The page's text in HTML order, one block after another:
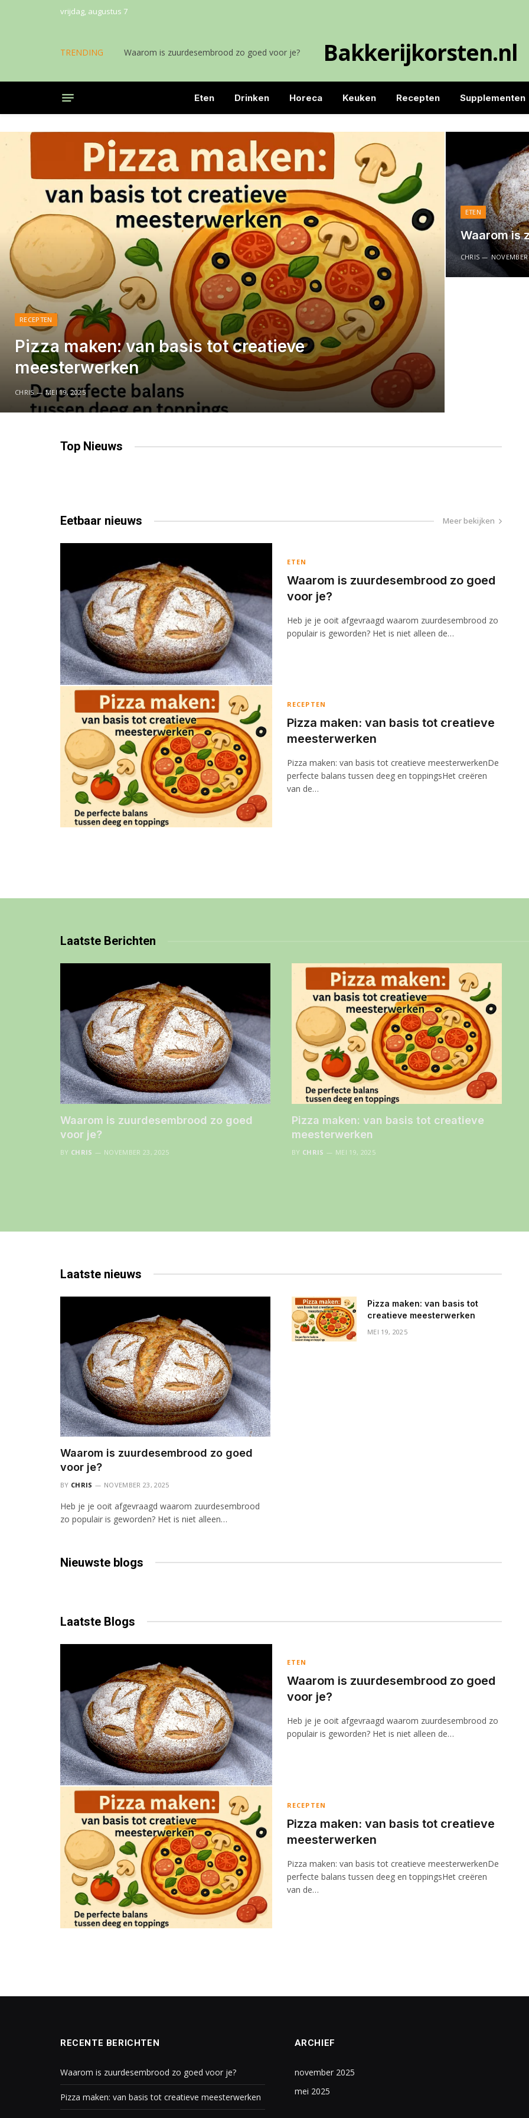
vrijdag, augustus 7
TRENDING Waarom is zuurdesembrood zo goed voor je? Bakkerijkorsten.nl
Eten Drinken Horeca Keuken Recepten Supplementen
RECEPTEN
Pizza maken: van basis tot creatieve
meesterwerken
CHRIS MEI 19, 2025
ETEN
Waarom is
CHRIS
Top Nieuws
Eetbaar nieuws Meer bekijken
ETEN
Waarom is zuurdesembrood zo goed
voor je?
Heb je je ooit afgevraagd waarom zuurdesembrood zo
populair is geworden? Het is niet alleen de…
RECEPTEN
Pizza maken: van basis tot creatieve
meesterwerken
Pizza maken: van basis tot creatieve meesterwerkenDe
perfecte balans tussen deeg en toppingsHet creëren
van de…
Laatste Berichten
Waarom is zuurdesembrood zo goed
voor je?
BY CHRIS NOVEMBER 23, 2025
Pizza maken: van basis tot creatieve
meesterwerken
BY CHRIS MEI 19, 2025
Laatste nieuws
Waarom is zuurdesembrood zo goed
voor je?
BY CHRIS NOVEMBER 23, 2025
Heb je je ooit afgevraagd waarom zuurdesembrood
zo populair is geworden? Het is niet alleen…
Pizza maken: van basis tot
creatieve meesterwerken
MEI 19, 2025
Nieuwste blogs
Laatste Blogs
ETEN
Waarom is zuurdesembrood zo goed
voor je?
Heb je je ooit afgevraagd waarom zuurdesembrood zo
populair is geworden? Het is niet alleen de…
RECEPTEN
Pizza maken: van basis tot creatieve
meesterwerken
Pizza maken: van basis tot creatieve meesterwerkenDe
perfecte balans tussen deeg en toppingsHet creëren
van de…
RECENTE BERICHTEN
Waarom is zuurdesembrood zo goed voor je?
Pizza maken: van basis tot creatieve meesterwerken
ARCHIEF
november 2025
mei 2025